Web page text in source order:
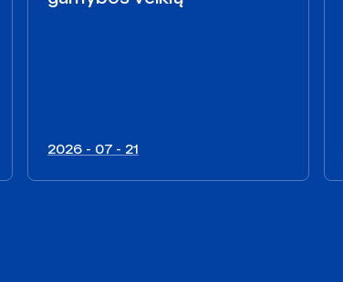
2026 - 07 - 21